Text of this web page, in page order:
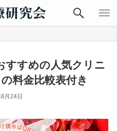
すすめの人気クリニ
料金比較表付き
月24日